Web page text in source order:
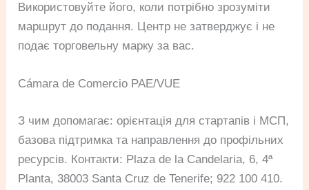
Використовуйте його, коли потрібно зрозуміти
маршрут до подання. Центр не затверджує і не
подає торговельну марку за вас.
Cámara de Comercio PAE/VUE
З чим допомагає: орієнтація для стартапів і МСП,
базова підтримка та направлення до профільних
ресурсів. Контакти: Plaza de la Candelaria, 6, 4ª
Planta, 38003 Santa Cruz de Tenerife; 922 100 410.